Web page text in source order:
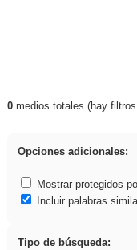
Resultados de:
0medios totales (hay
Opciones adicionales:
Mostrar protegidos
Incluir palabras
Tipo de búsqueda: